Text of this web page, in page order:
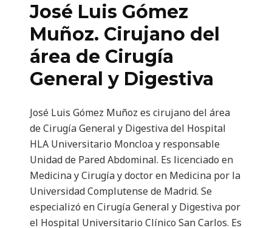
José Luis Gómez
Muñoz. Cirujano del
área de Cirugía
General y Digestiva
José Luis Gómez Muñoz es cirujano del área
de Cirugía General y Digestiva del Hospital
HLA Universitario Moncloa y responsable
Unidad de Pared Abdominal. Es licenciado en
Medicina y Cirugía y doctor en Medicina por la
Universidad Complutense de Madrid. Se
especializó en Cirugía General y Digestiva por
el Hospital Universitario Clínico San Carlos. Es